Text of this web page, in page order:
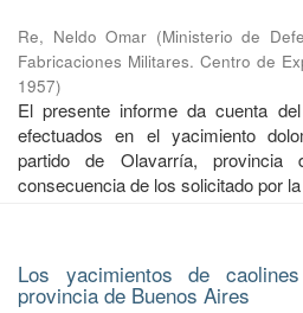
Re, Neldo Omar (Ministerio de
Fabricaciones Militares. Centro de
1957)
El presente informe da cuenta
efectuados en el yacimiento
partido de Olavarría, provincia
consecuencia de los solicitado por
Los yacimientos de
provincia de Buenos Aires